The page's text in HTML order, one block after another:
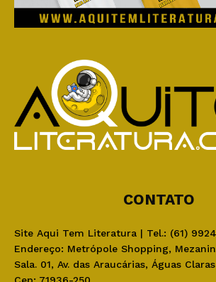
CONTATO
Site Aqui Tem Literatura | Tel.: (61)
Endereço: Metrópole Shopping,
Sala. 01, Av. das Araucárias, Águas
Cep: 71936-250